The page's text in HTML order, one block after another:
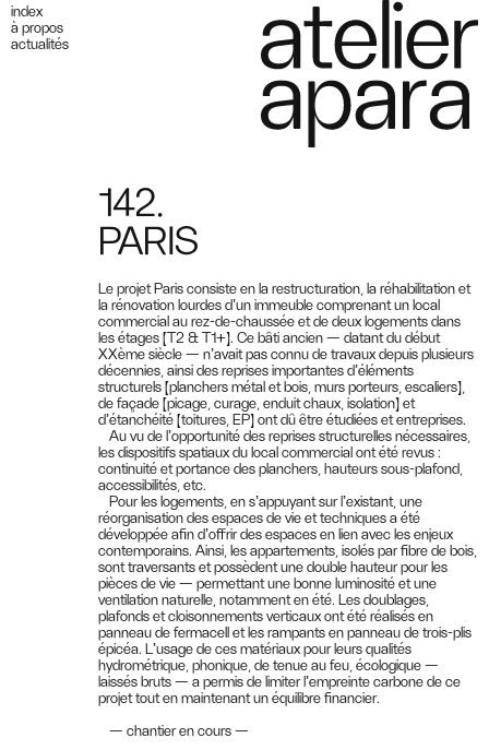
index
à propos
actualités
142.
PARIS
Le projet Paris consiste en la restructuration, la réhabilitation et
la rénovation lourdes d’un immeuble comprenant un local
commercial au rez-de-chaussée et de deux logements dans
les étages (T2 & T1+). Ce bâti ancien — datant du début
XXème siècle — n’avait pas connu de travaux depuis plusieurs
décennies, ainsi des reprises importantes d’éléments
structurels (planchers métal et bois, murs porteurs, escaliers),
de façade (picage, curage, enduit chaux, isolation) et
d’étanchéité (toitures, EP) ont dû être étudiées et entreprises.
Au vu de l’opportunité des reprises structurelles nécessaires,
les dispositifs spatiaux du local commercial ont été revus :
continuité et portance des planchers, hauteurs sous-plafond,
accessibilités, etc.
Pour les logements, en s’appuyant sur l’existant, une
réorganisation des espaces de vie et techniques a été
développée afin d’offrir des espaces en lien avec les enjeux
contemporains. Ainsi, les appartements, isolés par fibre de bois,
sont traversants et possèdent une double hauteur pour les
pièces de vie — permettant une bonne luminosité et une
ventilation naturelle, notamment en été. Les doublages,
plafonds et cloisonnements verticaux ont été réalisés en
panneau de fermacell et les rampants en panneau de trois-plis
épicéa. L’usage de ces matériaux pour leurs qualités
hydrométrique, phonique, de tenue au feu, écologique —
laissés bruts — a permis de limiter l’empreinte carbone de ce
projet tout en maintenant un équilibre financier.
— chantier en cours —